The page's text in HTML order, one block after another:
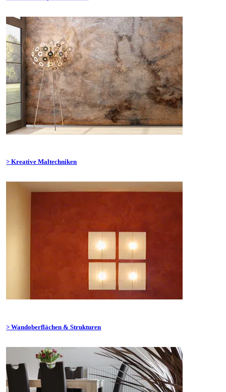
> Kreative Maltechniken
> Wandoberflächen & Strukturen